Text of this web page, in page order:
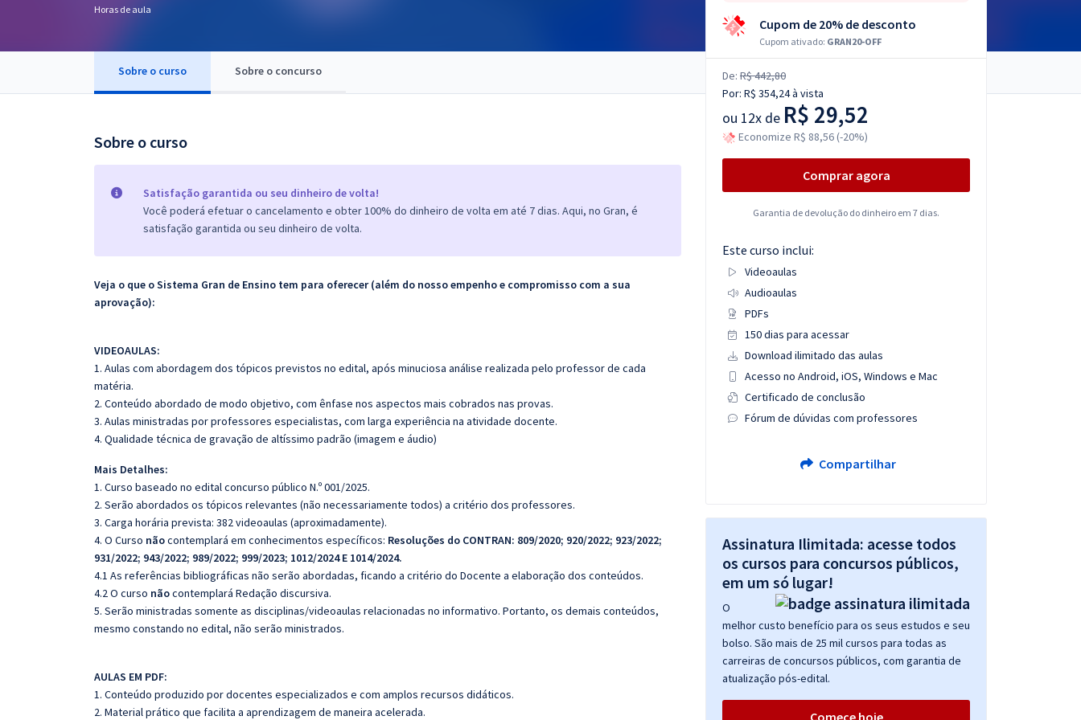
OAB
Questões grátis
Conteúdo gratuito
Horas de aula
Sobre o curso Sobre o concurso
Sobre o curso
Satisfação garantida ou seu dinheiro de volta!
Você poderá efetuar o cancelamento e obter 100% do dinheiro de volta em até 7 dias. Aqui, no Gran, é
satisfação garantida ou seu dinheiro de volta.
Veja o que o Sistema Gran de Ensino tem para oferecer (além do nosso empenho e compromisso com a sua
aprovação):
VIDEOAULAS:
1. Aulas com abordagem dos tópicos previstos no edital, após minuciosa análise realizada pelo professor de cada
matéria.
2. Conteúdo abordado de modo objetivo, com ênfase nos aspectos mais cobrados nas provas.
3. Aulas ministradas por professores especialistas, com larga experiência na atividade docente.
4. Qualidade técnica de gravação de altíssimo padrão (imagem e áudio)
Mais Detalhes:
1. Curso baseado no edital concurso público N.º 001/2025.
2. Serão abordados os tópicos relevantes (não necessariamente todos) a critério dos professores.
3. Carga horária prevista: 382 videoaulas (aproximadamente).
4. O Curso nãocontemplará em conhecimentos específicos: Resoluções do CONTRAN: 809/2020; 920/2022; 923/2022;
931/2022; 943/2022; 989/2022; 999/2023; 1012/2024 E 1014/2024.
4.1 As referências bibliográficas não serão abordadas, ficando a critério do Docente a elaboração dos conteúdos.
4.2 O curso nãocontemplará Redação discursiva.
5. Serão ministradas somente as disciplinas/videoaulas relacionadas no informativo. Portanto, os demais conteúdos,
mesmo constando no edital, não serão ministrados.
AULAS EM PDF:
1. Conteúdo produzido por docentes especializados e com amplos recursos didáticos.
2. Material prático que facilita a aprendizagem de maneira acelerada.
Cupom de 20% de desconto
Cupom ativado: GRAN20-OFF
De: R$ 442,80
Por: R$ 354,24à vista
ou 12x de R$ 29,52
Economize R$ 88,56 (-20%)
Comprar agora
Garantia de devolução do dinheiro em 7 dias.
Este curso inclui:
Videoaulas
Audioaulas
PDFs
150 dias para acessar
Download ilimitado das aulas
Acesso no Android, iOS, Windows e Mac
Certificado de conclusão
Fórum de dúvidas com professores
Compartilhar
Assinatura Ilimitada: acesse todos
os cursos para concursos públicos,
em um só lugar!
O
melhor custo benefício para os seus estudos e seu
bolso. São mais de 25 mil cursos para todas as
carreiras de concursos públicos, com garantia de
atualização pós-edital.
Comece hoje